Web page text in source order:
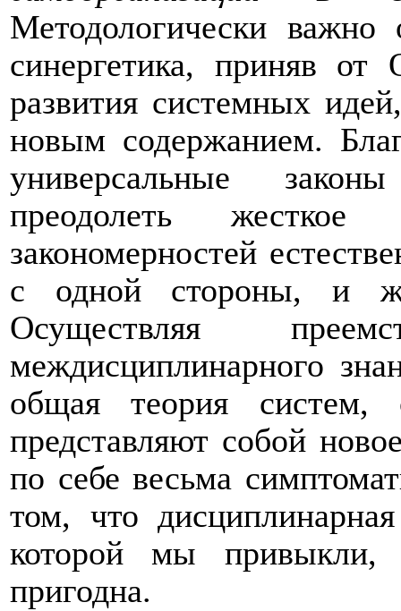
Методологически
синергетика, приняв от
развития системных
новым содержанием.
универсальные
преодолеть
закономерностей
с одной стороны, и
Осуществляя
междисциплинарного
общая теория
представляют собой
по себе весьма
том, что
которой мы
пригодна.